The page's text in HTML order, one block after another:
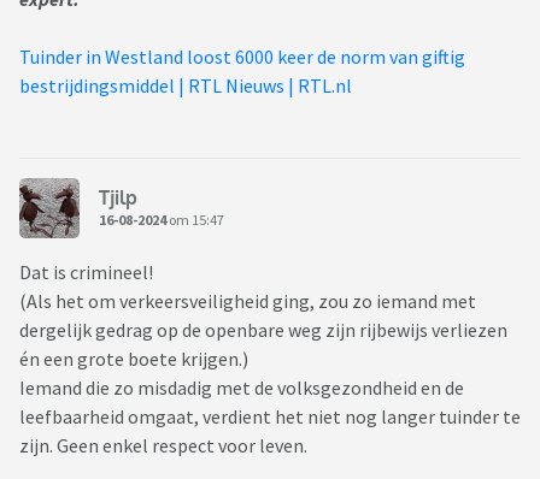
Tuinder in Westland loost 6000 keer de norm van giftig
bestrijdingsmiddel | RTL Nieuws | RTL.nl
Tjilp
16-08-2024om 15:47
Dat is crimineel!
(Als het om verkeersveiligheid ging, zou zo iemand met
dergelijk gedrag op de openbare weg zijn rijbewijs verliezen
én een grote boete krijgen.)
Iemand die zo misdadig met de volksgezondheid en de
leefbaarheid omgaat, verdient het niet nog langer tuinder te
zijn. Geen enkel respect voor leven.